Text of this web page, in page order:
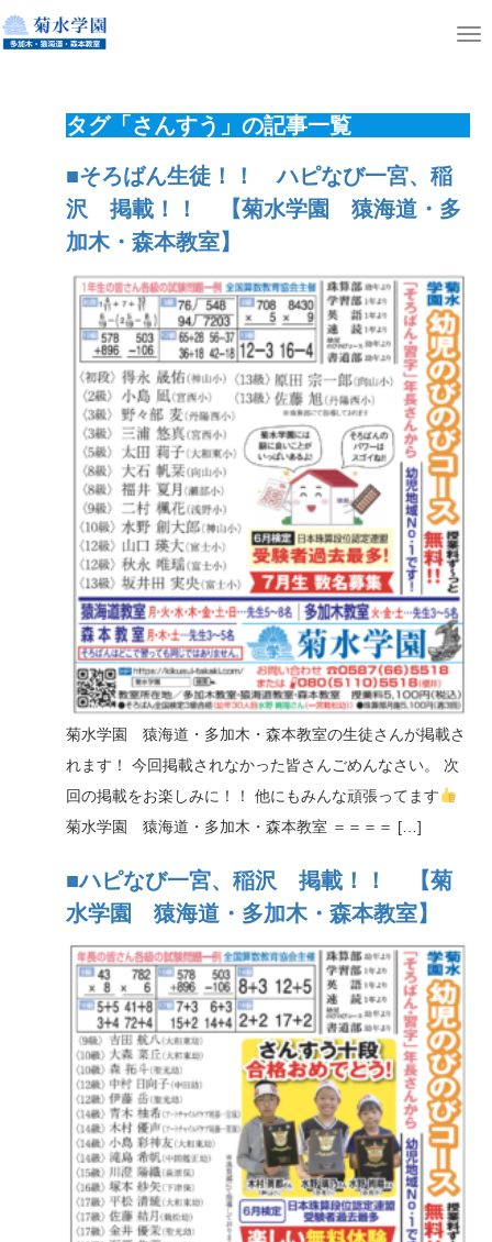
T
ホーム そろばん・のびのびコース
タグ「さんすう」の記事一覧
■そろばん生徒！！ ハピなび一宮、稲
沢 掲載！！ 【菊水学園 猿海道・多
加木・森本教室】
菊水学園 猿海道・多加木・森本教室の生徒さんが掲載さ
れます！ 今回掲載されなかった皆さんごめんなさい。 次
回の掲載をお楽しみに！！ 他にもみんな頑張ってます
菊水学園 猿海道・多加木・森本教室 ＝＝＝＝ […]
■ハピなび一宮、稲沢 掲載！！ 【菊
水学園 猿海道・多加木・森本教室】